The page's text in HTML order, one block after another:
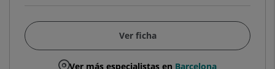
Ver ficha
Ver más especialistas en Barcelona